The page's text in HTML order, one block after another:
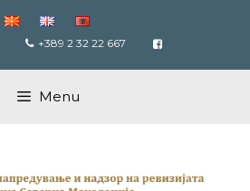
+389 2 32 22 667
Menu